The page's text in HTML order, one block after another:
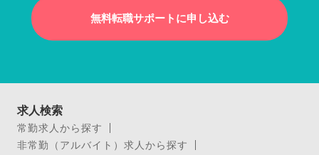
無料転職サポートに申し込む
求人検索
常勤求人から探す
非常勤（アルバイト）求人から探す